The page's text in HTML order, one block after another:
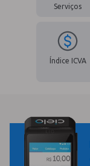
Serviços
Índice ICVA